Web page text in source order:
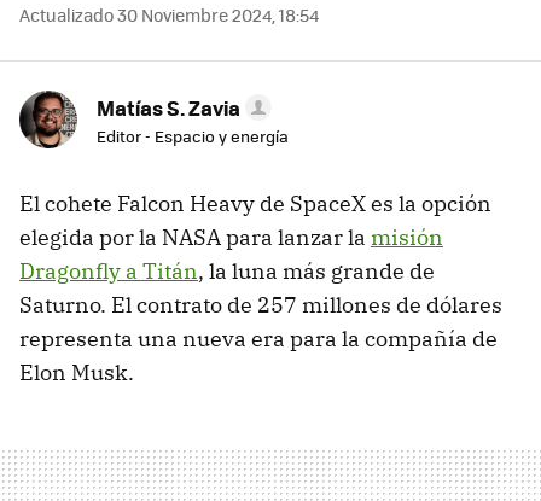
Actualizado 30 Noviembre 2024, 18:54
Matías S. Zavia
Editor - Espacio y energía
El cohete Falcon Heavy de SpaceX es la opción
elegida por la NASA para lanzar la misión
Dragonfly a Titán, la luna más grande de
Saturno. El contrato de 257 millones de dólares
representa una nueva era para la compañía de
Elon Musk.